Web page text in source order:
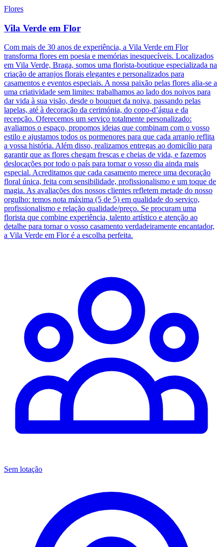
Flores
Vila Verde em Flor
Com mais de 30 anos de experiência, a Vila Verde em Flor
transforma flores em poesia e memórias inesquecíveis. Localizados
em Vila Verde, Braga, somos uma florista-boutique especializada na
criação de arranjos florais elegantes e personalizados para
casamentos e eventos especiais. A nossa paixão pelas flores alia-se a
uma criatividade sem limites: trabalhamos ao lado dos noivos para
dar vida à sua visão, desde o bouquet da noiva, passando pelas
lapelas, até à decoração da cerimónia, do copo-d’água e da
recepção. Oferecemos um serviço totalmente personalizado:
avaliamos o espaço, propomos ideias que combinam com o vosso
estilo e ajustamos todos os pormenores para que cada arranjo reflita
a vossa história. Além disso, realizamos entregas ao domicílio para
garantir que as flores chegam frescas e cheias de vida, e fazemos
deslocações por todo o país para tornar o vosso dia ainda mais
especial. Acreditamos que cada casamento merece uma decoração
floral única, feita com sensibilidade, profissionalismo e um toque de
magia. As avaliações dos nossos clientes refletem metade do nosso
orgulho: temos nota máxima (5 de 5) em qualidade do serviço,
profissionalismo e relação qualidade/preço. Se procuram uma
florista que combine experiência, talento artístico e atenção ao
detalhe para tornar o vosso casamento verdadeiramente encantador,
a Vila Verde em Flor é a escolha perfeita.
Sem lotação